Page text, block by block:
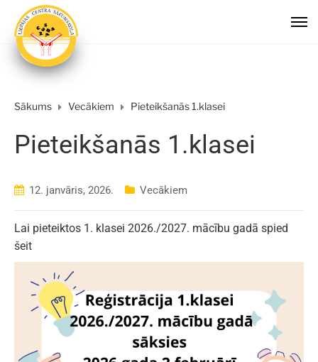
Sākums Vecākiem Pieteikšanās 1.klasei
Pieteikšanās 1.klasei
12. janvāris, 2026. Vecākiem
Lai pieteiktos 1. klasei 2026./2027. mācību gadā spied
šeit